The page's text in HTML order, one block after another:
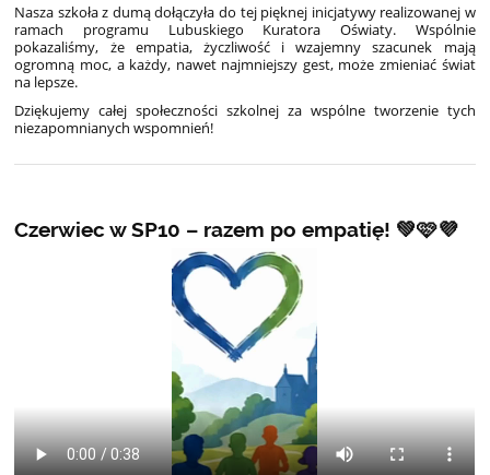
Nasza szkoła z dumą dołączyła do tej pięknej inicjatywy realizowanej w
ramach programu Lubuskiego Kuratora Oświaty. Wspólnie
pokazaliśmy, że empatia, życzliwość i wzajemny szacunek mają
ogromną moc, a każdy, nawet najmniejszy gest, może zmieniać świat
na lepsze.
Dziękujemy całej społeczności szkolnej za wspólne tworzenie tych
niezapomnianych wspomnień!
Czerwiec w SP10 – razem po empatię! 💚🩷💜